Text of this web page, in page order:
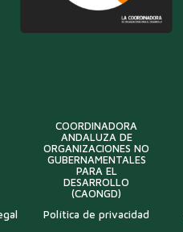
COORDINADORA
ANDALUZA DE
ORGANIZACIONES NO
GUBERNAMENTALES
PARA EL
DESARROLLO
(CAONGD)
Política de privacidad